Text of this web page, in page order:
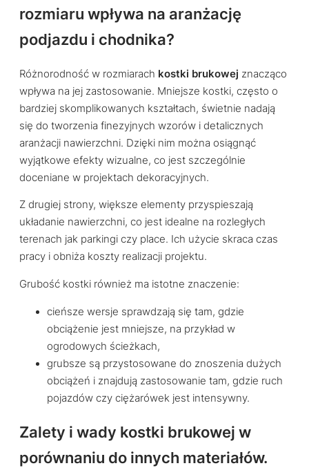
rozmiaru wpływa na aranżację
podjazdu i chodnika?
Różnorodność w rozmiarach kostki brukowej znacząco
wpływa na jej zastosowanie. Mniejsze kostki, często o
bardziej skomplikowanych kształtach, świetnie nadają
się do tworzenia finezyjnych wzorów i detalicznych
aranżacji nawierzchni. Dzięki nim można osiągnąć
wyjątkowe efekty wizualne, co jest szczególnie
doceniane w projektach dekoracyjnych.
Z drugiej strony, większe elementy przyspieszają
układanie nawierzchni, co jest idealne na rozległych
terenach jak parkingi czy place. Ich użycie skraca czas
pracy i obniża koszty realizacji projektu.
Grubość kostki również ma istotne znaczenie:
cieńsze wersje sprawdzają się tam, gdzie
obciążenie jest mniejsze, na przykład w
ogrodowych ścieżkach,
grubsze są przystosowane do znoszenia dużych
obciążeń i znajdują zastosowanie tam, gdzie ruch
pojazdów czy ciężarówek jest intensywny.
Zalety i wady kostki brukowej w
porównaniu do innych materiałów.